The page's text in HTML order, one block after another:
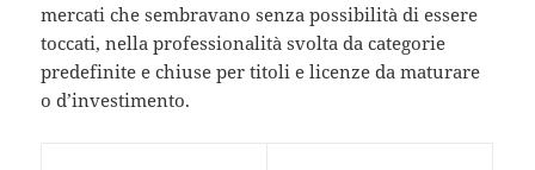
mercati che sembravano senza possibilità di essere
toccati, nella professionalità svolta da categorie
predefinite e chiuse per titoli e licenze da maturare
o d’investimento.